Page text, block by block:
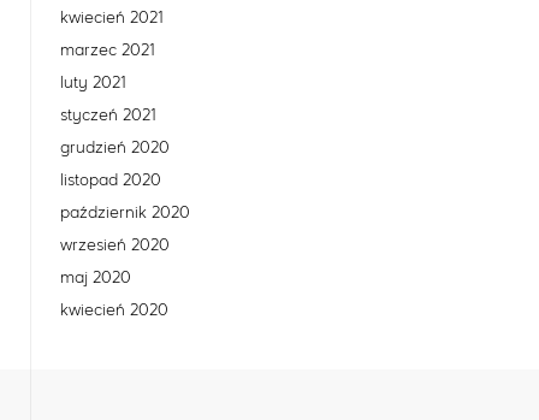
kwiecień 2021
marzec 2021
luty 2021
styczeń 2021
grudzień 2020
listopad 2020
październik 2020
wrzesień 2020
maj 2020
kwiecień 2020